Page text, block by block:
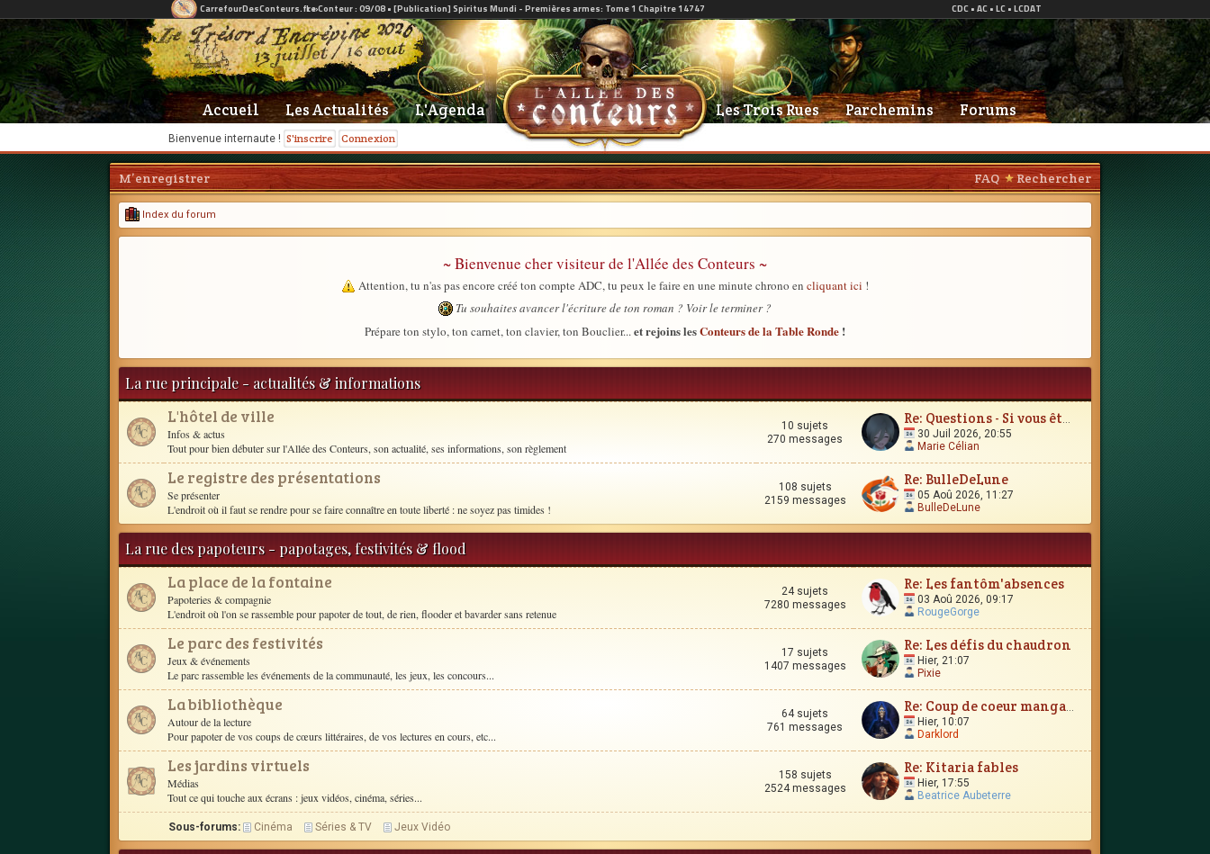
Bienvenue internaute ! S'inscrire Connexion
Accueil Les Actualités L'Agenda Les Trois Rues Parchemins Forums
FAQ Rechercher
M’enregistrer
Index du forum
~ Bienvenue cher visiteur de l'Allée des Conteurs ~
Attention, tu n'as pas encore créé ton compte ADC, tu peux le faire en une minute chrono en cliquant ici !
Tu souhaites avancer l'écriture de ton roman ? Voir le terminer ?
Prépare ton stylo, ton carnet, ton clavier, ton Bouclier...et rejoins lesConteurs de la Table Ronde !
La rue principale - actualités & informations
L'hôtel de ville
Infos & actus
Tout pour bien débuter sur l'Allée des Conteurs, son actualité, ses informations, son règlement
10 sujets
270 messages
Re: Questions - Si vous êtes perdus, ou si vous vous interro
30 Juil 2026, 20:55
Marie Célian
Le registre des présentations
Se présenter
L'endroit où il faut se rendre pour se faire connaître en toute liberté : ne soyez pas timides !
108 sujets
2159 messages
Re: BulleDeLune
05 Aoû 2026, 11:27
BulleDeLune
La rue des papoteurs - papotages, festivités & flood
La place de la fontaine
Papoteries & compagnie
L'endroit où l'on se rassemble pour papoter de tout, de rien, flooder et bavarder sans retenue
24 sujets
7280 messages
Re: Les fantôm'absences
03 Aoû 2026, 09:17
RougeGorge
Le parc des festivités
Jeux & événements
Le parc rassemble les événements de la communauté, les jeux, les concours...
17 sujets
1407 messages
Re: Les défis du chaudron
Hier, 21:07
Pixie
La bibliothèque
Autour de la lecture
Pour papoter de vos coups de cœurs littéraires, de vos lectures en cours, etc...
64 sujets
761 messages
Re: Coup de coeur manga-esque
Hier, 10:07
Darklord
Les jardins virtuels
Médias
Tout ce qui touche aux écrans : jeux vidéos, cinéma, séries...
158 sujets
2524 messages
Re: Kitaria fables
Hier, 17:55
Beatrice Aubeterre
Sous-forums: Cinéma Séries & TV Jeux Vidéo